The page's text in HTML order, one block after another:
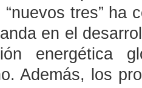
“nuevos tres” ha
en el
energética
Además, los